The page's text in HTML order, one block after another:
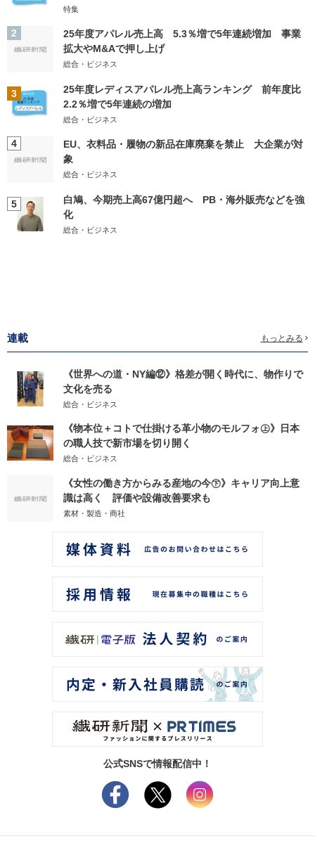
特集
2
25年度アパレル売上高 5.3％増で5年連続増加 事業
拡大やM&Aで押し上げ
総合・ビジネス
3
25年度レディスアパレル売上高ランキング 前年度比
2.2％増で5年連続の増加
総合・ビジネス
4
EU、衣料品・履物の新品在庫廃棄を禁止 大企業が対
象
総合・ビジネス
5
白鳩、今期売上高67億円超へ PB・海外販売などを強
化
総合・ビジネス
連載 もっとみる
《世界への道・NY編⑫》格差が開く時代に、物作りで
文化を売る
総合・ビジネス
《物本位＋コトで仕掛ける革小物のモルフォ㊤》日本
の職人技で新市場を切り開く
総合・ビジネス
《女性の働き方からみる産地の今㊦》キャリア向上意
識は高く 評価や設備改善要求も
素材・製造・商社
公式SNSで情報配信中！